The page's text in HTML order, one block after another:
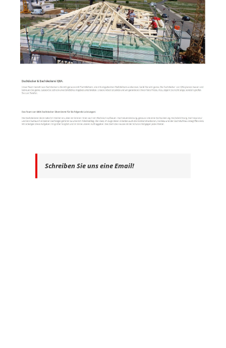
Schreiben Sie uns eine Email!